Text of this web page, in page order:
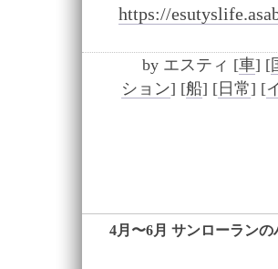
https://
by エスティ [車] [
ション] [船] [ 日常] [
4月〜6月 サンローラン